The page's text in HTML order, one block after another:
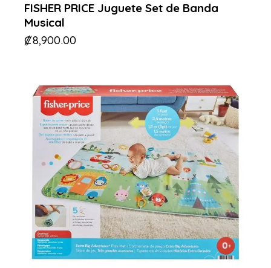
FISHER PRICE Juguete Set de Banda
Musical
₡8,900.00